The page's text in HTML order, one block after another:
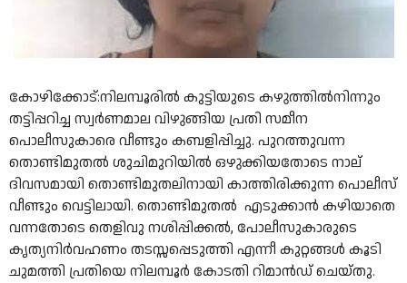
കോഴിക്കോട്:നിലമ്പൂരിൽ കുട്ടിയുടെ കഴുത്തിൽനിന്നും
തട്ടിപ്പറിച്ച സ്വർണമാല വിഴുങ്ങിയ പ്രതി സമീന
പൊലീസുകാരെ വീണ്ടും കബളിപ്പിച്ചു. പുറത്തുവന്ന
തൊണ്ടിമുതൽ ശുചിമുറിയിൽ ഒഴുക്കിയതോടെ നാല്
ദിവസമായി തൊണ്ടിമുതലിനായി കാത്തിരിക്കുന്ന പൊലീസ്
വീണ്ടും വെട്ടിലായി. തൊണ്ടിമുതൽ എടുക്കാന്‍ കഴിയാതെ
വന്നതോടെ തെളിവു നശിപ്പിക്കൽ, പോലീസുകാരുടെ
കൃത്യനിർവഹണം തടസ്സപ്പെടുത്തി എന്നീ കുറ്റങ്ങൾ കൂടി
ചുമത്തി പ്രതിയെ നിലമ്പൂർ കോടതി റിമാൻഡ് ചെയ്തു.